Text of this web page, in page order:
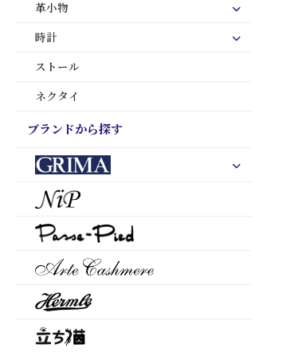
革小物
時計
ストール
ネクタイ
ブランドから探す